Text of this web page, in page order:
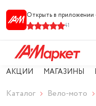
Открыть в приложении
41
АКЦИИ МАГАЗИНЫ
Каталог Вело-мото